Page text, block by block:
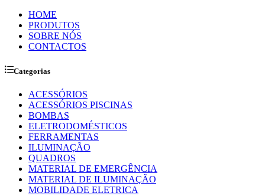
HOME
PRODUTOS
SOBRE NÓS
CONTACTOS
Categorias
ACESSÓRIOS
ACESSÓRIOS PISCINAS
BOMBAS
ELETRODOMÉSTICOS
FERRAMENTAS
ILUMINAÇÃO
QUADROS
MATERIAL DE EMERGÊNCIA
MATERIAL DE ILUMINAÇÃO
MOBILIDADE ELETRICA